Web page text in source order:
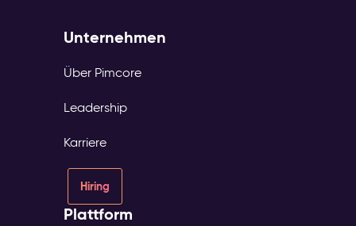
Unternehmen
Über Pimcore
Leadership
Karriere
Hiring
Plattform